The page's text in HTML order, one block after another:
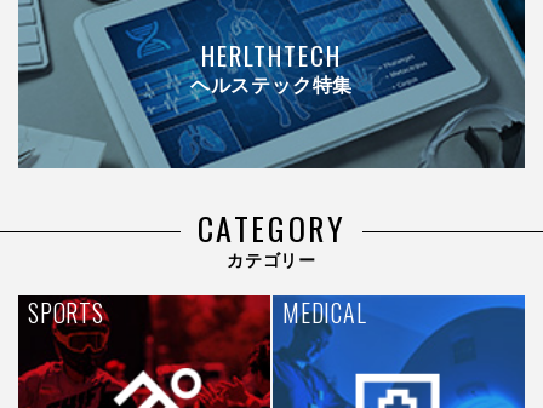
HERLTHTECH
ヘルステック特集
CATEGORY
カテゴリー
SPORTS MEDICAL